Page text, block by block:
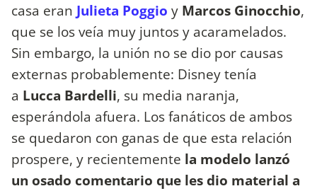
casa eran Julieta Poggio y Marcos Ginocchio,
que se los veía muy juntos y acaramelados.
Sin embargo, la unión no se dio por causas
externas probablemente: Disney tenía
a Lucca Bardelli, su media naranja,
esperándola afuera. Los fanáticos de ambos
se quedaron con ganas de que esta relación
prospere, y recientemente la modelo lanzó
un osado comentario que les dio material a